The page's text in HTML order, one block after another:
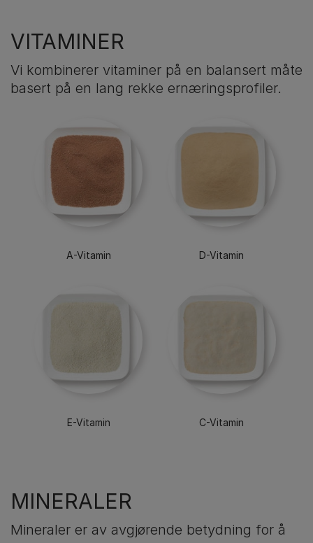
VITAMINER
Vi kombinerer vitaminer på en balansert måte
basert på en lang rekke ernæringsprofiler.
A-Vitamin D-Vitamin
E-Vitamin C-Vitamin
MINERALER
Mineraler er av avgjørende betydning for å